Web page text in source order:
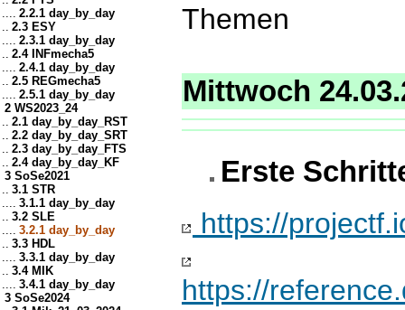
.... 2.2.1 day_by_day
.. 2.3 ESY
.... 2.3.1 day_by_day
.. 2.4 INFmecha5
.... 2.4.1 day_by_day
.. 2.5 REGmecha5
.... 2.5.1 day_by_day
2 WS2023_24
.. 2.1 day_by_day_RST
.. 2.2 day_by_day_SRT
.. 2.3 day_by_day_FTS
.. 2.4 day_by_day_KF
3 SoSe2021
.. 3.1 STR
.... 3.1.1 day_by_day
.. 3.2 SLE
.... 3.2.1 day_by_day
.. 3.3 HDL
.... 3.3.1 day_by_day
.. 3.4 MIK
.... 3.4.1 day_by_day
3 SoSe2024
Themen
Mittwoch
Erste
https://
https://